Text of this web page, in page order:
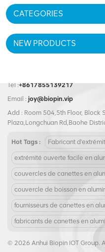
méticuleuse aux détails, cette
extrémité détachable présente
un design sophistiqué et
moderne. Il est spécialement
conçu pour fournir une
étanchéité sécurisée et une
extrémité pelable en
delà des attentes, offrant une
qualité inégalée et des
performances impeccables.
fabrication méticuleux, il
garantit une étanchéité
robuste et une fonctionnalité
étanche même dans des
environnements exigeants. La
conception ingénieuse facilite
l’ouverture et la fermeture,
offrant une commodité et une
efficacité inégalées.En mettant
durable, cette extrémité
CATEGORIES
NEW PRODUCTS
Tel :+8617855139217
Email : joy@biopin.vip
Add : Room 504,5th Floor, Block
Plaza,Longchuan Rd,Baohe
Hot Tags : Fabricant
extrémité ouverte facile en
couvercles de canettes en
couvercle de boisson en
fournisseurs de canettes en
fabricants de canettes en
© 2026 Anhui Biopin IOT Group.